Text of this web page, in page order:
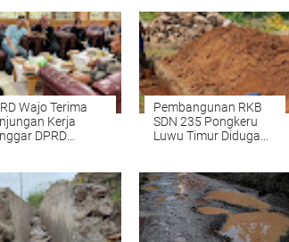
Wajo Terima
Kerja
DPRD
Pembangunan RKB
SDN 235 Pongkeru
Luwu Timur Diduga